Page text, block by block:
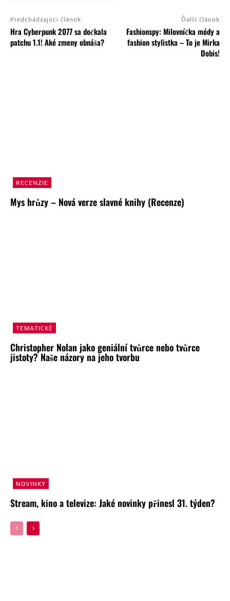
Predchádzajúci článok
Hra Cyberpunk 2077 sa dočkala
patchu 1.1! Aké zmeny obnáša?
Ďalší článok
Fashionspy: Milovníčka módy a
fashion stylistka – To je Mirka
Dobis!
RECENZIE
Mys hrůzy – Nová verze slavné knihy (Recenze)
TEMATICKÉ
Christopher Nolan jako geniální tvůrce nebo tvůrce
jistoty? Naše názory na jeho tvorbu
NOVINKY
Stream, kino a televize: Jaké novinky přinesl 31. týden?